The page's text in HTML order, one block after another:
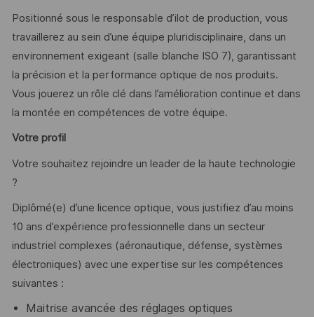
Positionné sous le responsable d’ilot de production, vous
travaillerez au sein d’une équipe pluridisciplinaire, dans un
environnement exigeant (salle blanche ISO 7), garantissant
la précision et la performance optique de nos produits.
Vous jouerez un rôle clé dans l’amélioration continue et dans
la montée en compétences de votre équipe.
Votre profil
Votre souhaitez rejoindre un leader de la haute technologie
?
Diplômé(e) d’une licence optique, vous justifiez d’au moins
10 ans d’expérience professionnelle dans un secteur
industriel complexes (aéronautique, défense, systèmes
électroniques) avec une expertise sur les compétences
suivantes :
Maitrise avancée des réglages optiques